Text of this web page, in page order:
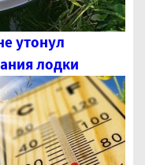
утонул
лодки